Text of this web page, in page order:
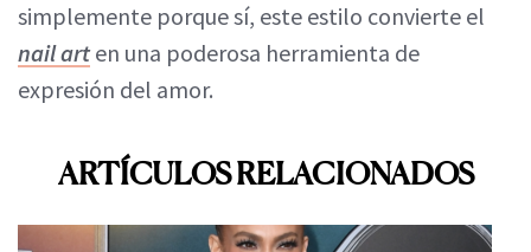
simplemente porque sí, este estilo convierte el
nail art en una poderosa herramienta de
expresión del amor.
ARTÍCULOS RELACIONADOS